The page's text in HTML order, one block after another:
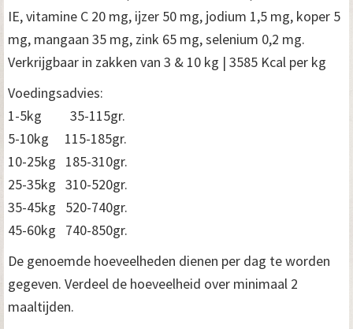
IE, vitamine C 20 mg, ijzer 50 mg, jodium 1,5 mg, koper 5
mg, mangaan 35 mg, zink 65 mg, selenium 0,2 mg.
Verkrijgbaar in zakken van 3 & 10 kg | 3585 Kcal per kg
Voedingsadvies:
1-5kg 35-115gr.
5-10kg 115-185gr.
10-25kg 185-310gr.
25-35kg 310-520gr.
35-45kg 520-740gr.
45-60kg 740-850gr.
De genoemde hoeveelheden dienen per dag te worden
gegeven. Verdeel de hoeveelheid over minimaal 2
maaltijden.